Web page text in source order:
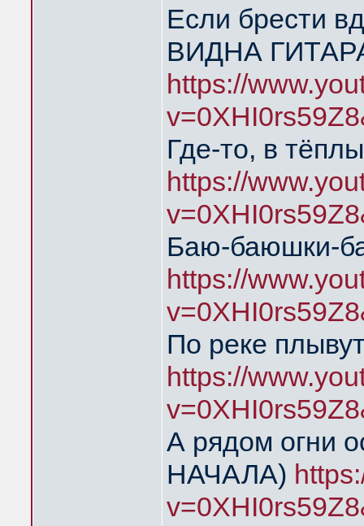
Если брести
ВИДНА
https://
Где-то, в
https://
Баю-баюшки-
https://
По реке
https://
А рядом огни
НАЧАЛА)